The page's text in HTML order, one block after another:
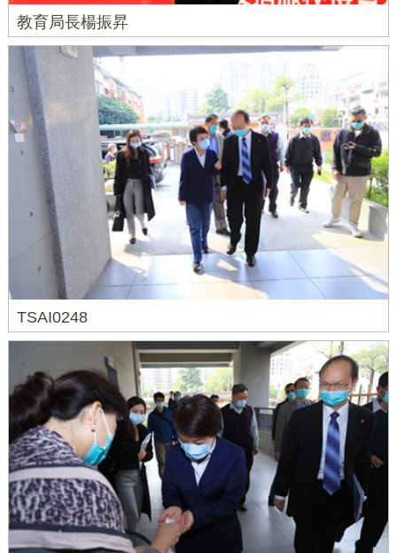
教育局長楊振昇
TSAI0248